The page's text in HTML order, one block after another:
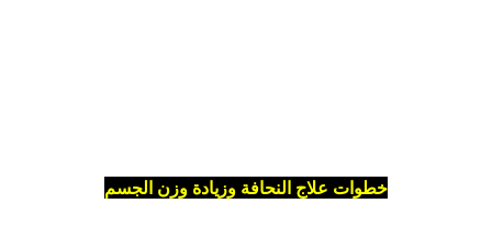
خطوات علاج النحافة وزيادة وزن الجسم